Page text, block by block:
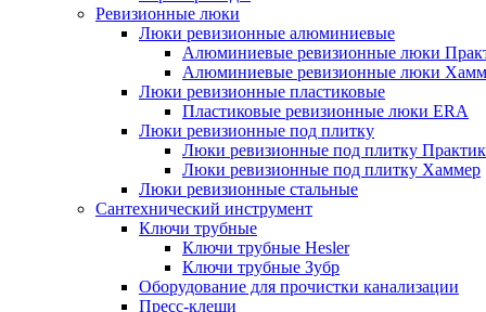
Ревизионные люки
Люки ревизионные алюминиевые
Алюминиевые ревизионные люки
Алюминиевые ревизионные люки
Люки ревизионные пластиковые
Пластиковые ревизионные люки ERA
Люки ревизионные под плитку
Люки ревизионные под плитку
Люки ревизионные под плитку Хаммер
Люки ревизионные стальные
Сантехнический инструмент
Ключи трубные
Ключи трубные Hesler
Ключи трубные Зубр
Оборудование для прочистки канализации
Пресс-клещи